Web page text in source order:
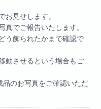
お見せします。
真でご報告いたします。
う飾られたかまで確認で
動させるという場合もご
のお写真をご確認いただ